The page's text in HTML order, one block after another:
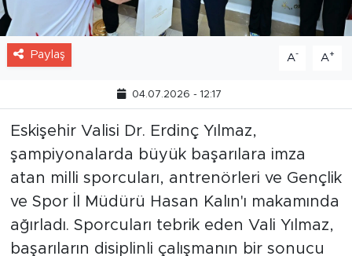
Paylaş A- A+
04.07.2026 - 12:17
Eskişehir Valisi Dr. Erdinç Yılmaz,
şampiyonalarda büyük başarılara imza
atan milli sporcuları, antrenörleri ve Gençlik
ve Spor İl Müdürü Hasan Kalın'ı makamında
ağırladı. Sporcuları tebrik eden Vali Yılmaz,
başarıların disiplinli çalışmanın bir sonucu